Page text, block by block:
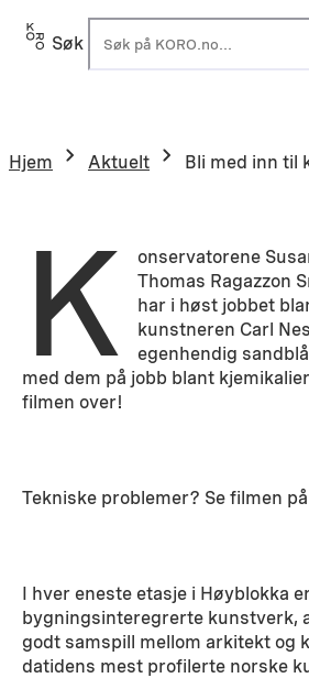
Hopp
Søk
Hjem Aktuelt Bli med inn til
K
onservatorene
Thomas Ragazzon
har i høst jobbet
kunstneren Carl
egenhendig
med dem på jobb blant
filmen over!
Tekniske problemer? Se filmen
I hver eneste etasje i Høyblokka
bygningsinteregrerte kunstverk,
godt samspill mellom arkitekt og
datidens mest profilerte norske